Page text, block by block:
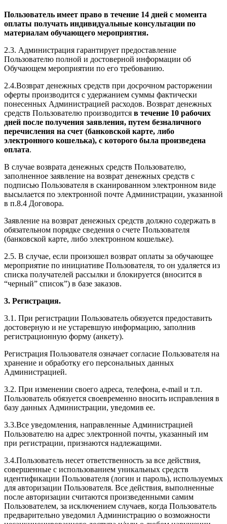
Пользователь имеет право в течение 14 дней с момента
оплаты получать индивидуальные консультации по
материалам обучающего мероприятия.
2.3. Администрация гарантирует предоставление
Пользователю полной и достоверной информации об
Обучающем мероприятии по его требованию.
2.4.Возврат денежных средств при досрочном расторжении
оферты производится с удержанием суммы фактически
понесенных Администрацией расходов. Возврат денежных
средств Пользователю производится в течение 10 рабочих
дней после получения заявления, путем безналичного
перечисления на счет (банковской карте, либо
электронного кошелька), с которого была произведена
оплата.
В случае возврата денежных средств Пользователю,
заполненное заявление на возврат денежных средств с
подписью Пользователя в сканированном электронном виде
высылается по электронной почте Администрации, указанной
в п.8.4 Договора.
Заявление на возврат денежных средств должно содержать в
обязательном порядке сведения о счете Пользователя
(банковской карте, либо электронном кошельке).
2.5. В случае, если произошел возврат оплаты за обучающее
мероприятие по инициативе Пользователя, то он удаляется из
списка получателей рассылки и блокируется (вносится в
“черный” список”) в базе заказов.
3. Регистрация.
3.1. При регистрации Пользователь обязуется предоставить
достоверную и не устаревшую информацию, заполнив
регистрационную форму (анкету).
Регистрация Пользователя означает согласие Пользователя на
хранение и обработку его персональных данных
Администрацией.
3.2. При изменении своего адреса, телефона, e-mail и т.п.
Пользователь обязуется своевременно вносить исправления в
базу данных Администрации, уведомив ее.
3.3.Все уведомления, направленные Администрацией
Пользователю на адрес электронной почты, указанный им
при регистрации, признаются надлежащими.
3.4.Пользователь несет ответственность за все действия,
совершенные с использованием уникальных средств
идентификации Пользователя (логин и пароль), используемых
для авторизации Пользователя. Все действия, выполненные
после авторизации считаются произведенными самим
Пользователем, за исключением случаев, когда Пользователь
предварительно уведомил Администрацию о возможности